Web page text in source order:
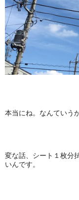
本当にね。なんていう
変な話、シート１枚分
いんです。